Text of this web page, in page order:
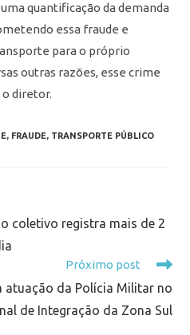
quantificação da demanda
essa fraude e
para o próprio
outras razões, esse crime
o diretor.
, FRAUDE, TRANSPORTE PÚBLICO
coletivo registra mais de 2
Próximo post
atuação da Polícia Militar no
de Integração da Zona Sul